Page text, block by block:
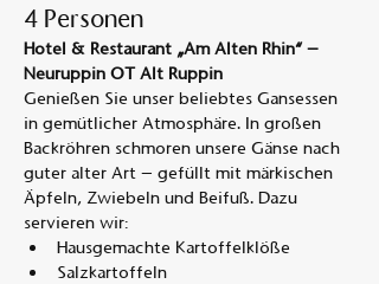
4 Personen
Hotel & Restaurant „Am Alten Rhin“ –
Neuruppin OT Alt Ruppin
Genießen Sie unser beliebtes Gansessen
in gemütlicher Atmosphäre. In großen
Backröhren schmoren unsere Gänse nach
guter alter Art – gefüllt mit märkischen
Äpfeln, Zwiebeln und Beifuß. Dazu
servieren wir:
Hausgemachte Kartoffelklöße
Salzkartoffeln